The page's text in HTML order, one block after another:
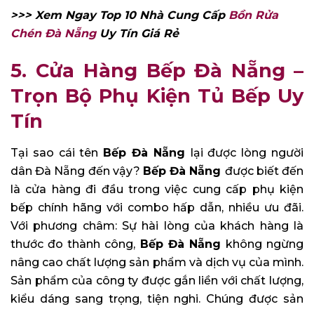
>>> Xem Ngay Top 10 Nhà Cung Cấp Bồn Rửa
Chén Đà NẵngUy Tín Giá Rẻ
5. Cửa Hàng Bếp Đà Nẵng –
Trọn Bộ Phụ Kiện Tủ Bếp Uy
Tín
Tại sao cái tên Bếp Đà Nẵng lại được lòng người
dân Đà Nẵng đến vậy? Bếp Đà Nẵng được biết đến
là cửa hàng đi đầu trong việc cung cấp phụ kiện
bếp chính hãng với combo hấp dẫn, nhiều ưu đãi.
Với phương châm: Sự hài lòng của khách hàng là
thước đo thành công, Bếp Đà Nẵng không ngừng
nâng cao chất lượng sản phẩm và dịch vụ của mình.
Sản phẩm của công ty được gắn liền với chất lượng,
kiểu dáng sang trọng, tiện nghi. Chúng được sản